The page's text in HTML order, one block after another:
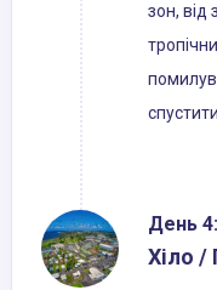
зон, від
День 4:
Хіло /